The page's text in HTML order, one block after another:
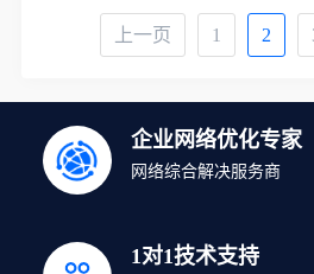
上一页 1 2
企业网络优化专家
网络综合解决服务商
1对1技术支持